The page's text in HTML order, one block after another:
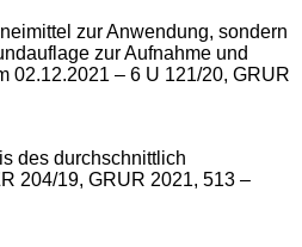
zur Anwendung, sondern
zur Aufnahme und
02.12.2021 – 6 U 121/20, GRUR
des durchschnittlich
204/19, GRUR 2021, 513 –